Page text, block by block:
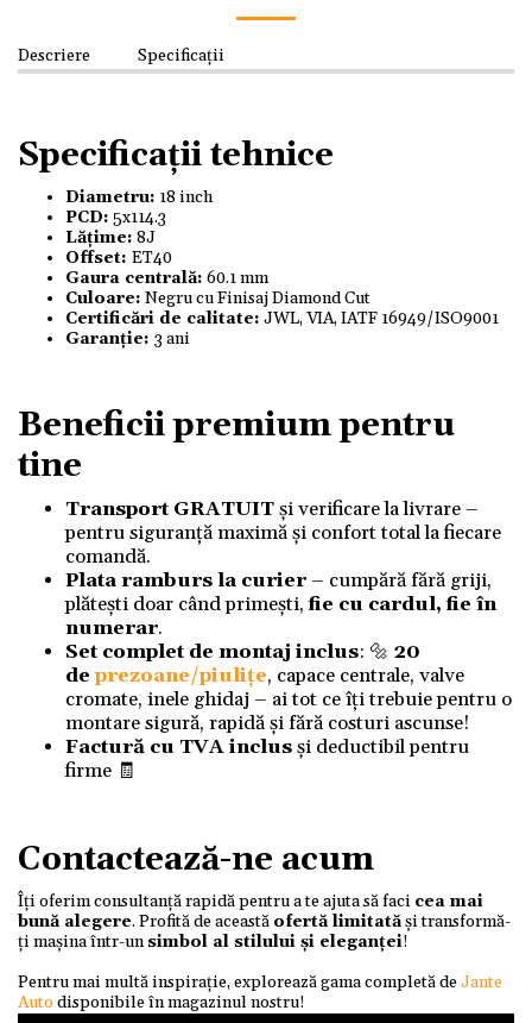
Descriere Specificații
Specificații tehnice
Diametru: 18 inch
PCD: 5x114.3
Lățime: 8J
Offset: ET40
Gaura centrală: 60.1 mm
Culoare: Negru cu Finisaj Diamond Cut
Certificări de calitate: JWL, VIA, IATF 16949/ISO9001
Garanție: 3 ani
Beneficii premium pentru
tine
Transport GRATUITși verificare la livrare –
pentru siguranță maximă și confort total la fiecare
comandă.
Plata ramburs la curier– cumpără fără griji,
plătești doar când primești,fie cu cardul, fie în
numerar.
Set complet de montaj inclus: 🔩 20
deprezoane/piulițe, capace centrale, valve
cromate, inele ghidaj – ai tot ce îți trebuie pentru o
montare sigură, rapidă și fără costuri ascunse!
Factură cu TVA inclusși deductibil pentru
firme 🧾
Contactează-ne acum
Îți oferim consultanță rapidă pentru a te ajuta să faci cea mai
bună alegere. Profită de această ofertă limitatăși transformă-
ți mașina într-unsimbol al stilului și eleganței!
Pentru mai multă inspirație, explorează gama completă deJante
Autodisponibile în magazinul nostru!